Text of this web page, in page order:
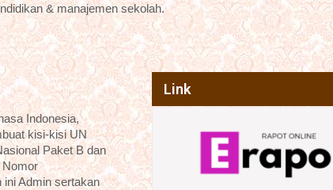
& manajemen sekolah.
Indonesia,
kisi-kisi UN
Paket B dan
Nomor
ini Admin sertakan
Link